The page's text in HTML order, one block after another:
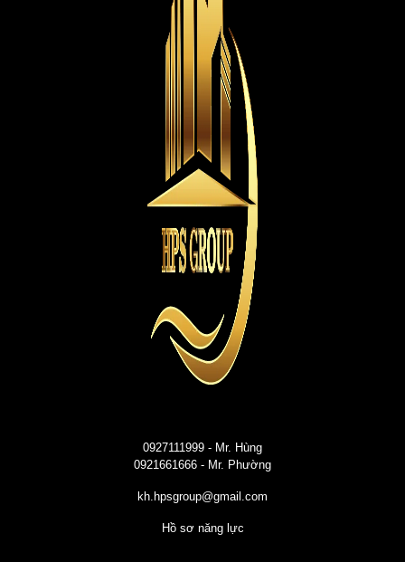
0927111999 - Mr. Hùng
0921661666 - Mr. Phường
kh.hpsgroup@gmail.com
Hồ sơ năng lực